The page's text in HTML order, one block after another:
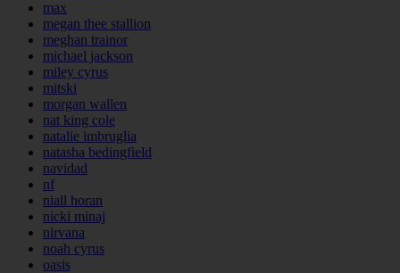
max
megan thee stallion
meghan trainor
michael jackson
miley cyrus
mitski
morgan wallen
nat king cole
natalie imbruglia
natasha bedingfield
navidad
nf
niall horan
nicki minaj
nirvana
noah cyrus
oasis